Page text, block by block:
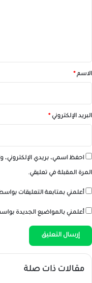
*الاسم*
البريد الإلكتروني*
احفظ اسمي، بريدي الإلكتروني،
المرة المقبلة في تعليقي.
أعلمني بمتابعة التعليقات
أعلمني بالمواضيع الجديدة
مقالات ذات صلة